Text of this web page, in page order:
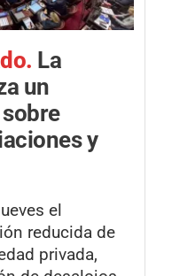
La
un
y
el
reducida de
privada,